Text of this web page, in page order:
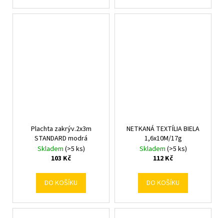
Plachta zakrýv.2x3m
STANDARD modrá
Skladem (>5 ks)
103 Kč
DO KOŠÍKU
NETKANÁ TEXTÍLIA BIELA
1,6x10M/17g
Skladem (>5 ks)
112 Kč
DO KOŠÍKU